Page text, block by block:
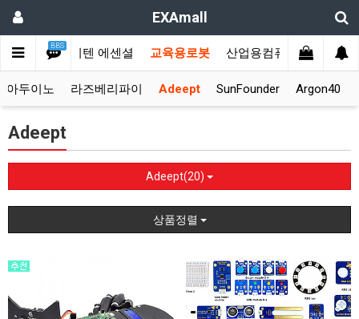
EXAmall
BBS
메인 ♣에이텐 에센셜 교육용로봇 산업용컴퓨터 KVM스
아두이노 라즈베리파이 Adeept SunFounder Argon40
Adeept
Adeept(20)
상품정렬